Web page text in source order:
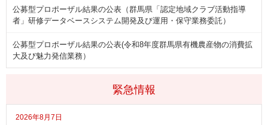
緊急情報
2026年8月7日
公募型プロポーザル結果の公表（群馬県「認定地域クラブ活動指導
者」研修データベースシステム開発及び運用・保守業務委託）
公募型プロポーザル結果の公表(令和8年度群馬県有機農産物の消費拡
大及び魅力発信業務）